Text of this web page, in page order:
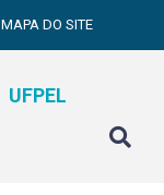
MAPA DO SITE
UFPEL